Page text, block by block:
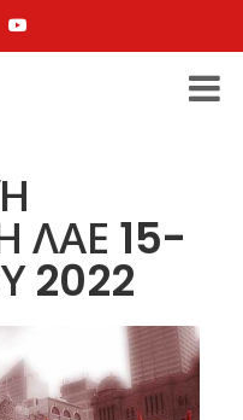
ΛΑΕ 15-
2022